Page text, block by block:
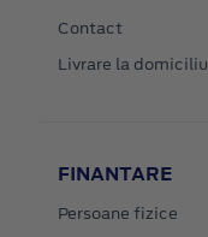
Contact
Livrare la domiciliu
FINANTARE
Persoane fizice